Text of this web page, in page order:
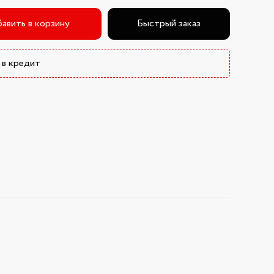
в корзину Быстрый заказ
кредит